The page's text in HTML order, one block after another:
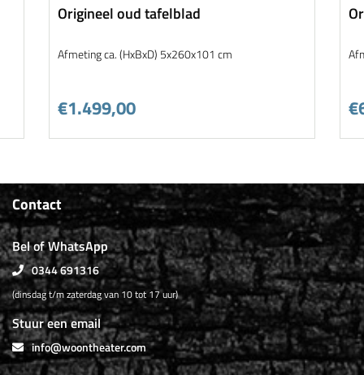
Origineel oud tafelblad
Afmeting ca. (HxBxD) 5x260x101 cm
€1.499,00
Contact
Bel of WhatsApp
0344 691316
(dinsdag t/m zaterdag van 10 tot 17 uur)
Stuur een email
info@woontheater.com